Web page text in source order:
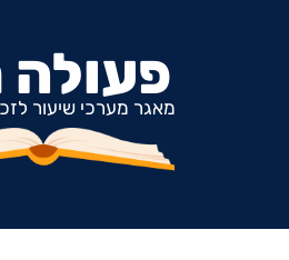
פעולה
מאגר מערכי שיעור